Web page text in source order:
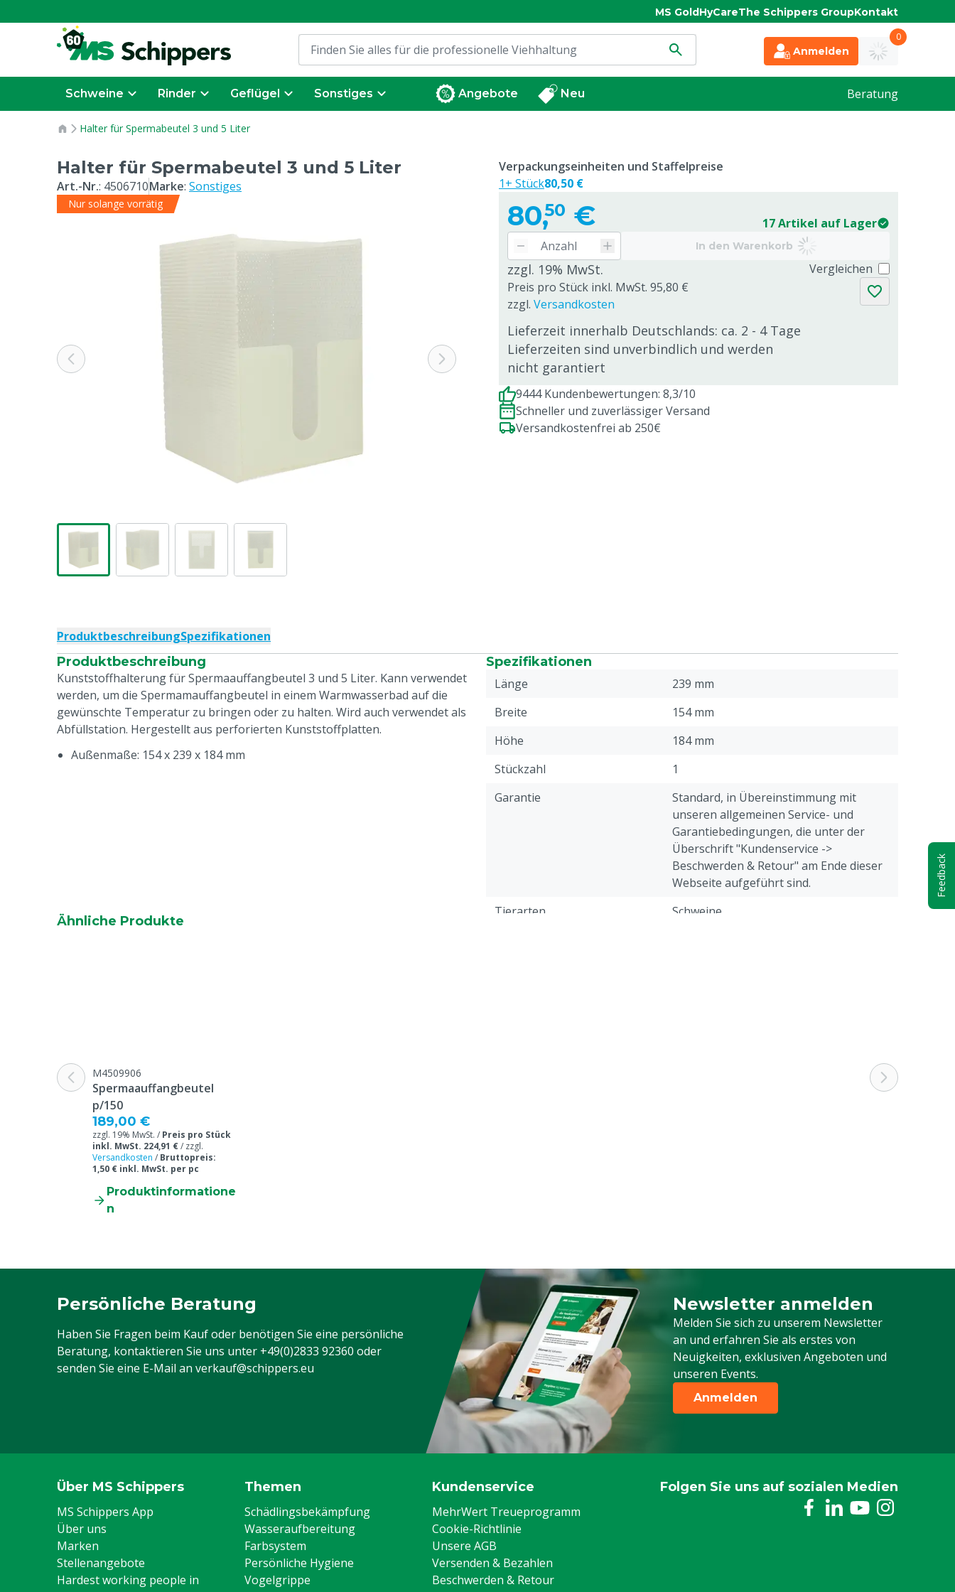
MS GoldHyCareThe Schippers GroupKontakt
Anmelden
0
Schweine Rinder Geflügel Sonstiges Angebote Neu Beratung
Halter für Spermabeutel 3 und 5 Liter
Halter für Spermabeutel 3 und 5 Liter
Art.-Nr.: 4506710Marke: Sonstiges
Nur solange vorrätig 80,50 € 17 Artikel auf Lager
In den Warenkorb
zzgl. 19% MwSt.
Preis pro Stück inkl. MwSt. 95,80 €
zzgl. Versandkosten
Lieferzeit innerhalb Deutschlands: ca. 2 - 4 Tage
Lieferzeiten sind unverbindlich und werden
nicht garantiert
Vergleichen
Verpackungseinheiten und Staffelpreise
1+ Stück80,50 €
9444 Kundenbewertungen: 8,3/10
Schneller und zuverlässiger Versand
Versandkostenfrei ab 250€
ProduktbeschreibungSpezifikationen
Produktbeschreibung
Kunststoffhalterung für Spermaauffangbeutel 3 und 5 Liter. Kann verwendet
werden, um die Spermamauffangbeutel in einem Warmwasserbad auf die
gewünschte Temperatur zu bringen oder zu halten. Wird auch verwendet als
Abfüllstation. Hergestellt aus perforierten Kunststoffplatten.
Außenmaße: 154 x 239 x 184 mm
Spezifikationen
Länge
239 mm
Breite
154 mm
Höhe
184 mm
Stückzahl
1
Garantie
Standard, in Übereinstimmung mit
unseren allgemeinen Service- und
Garantiebedingungen, die unter der
Überschrift "Kundenservice ->
Beschwerden & Retour" am Ende dieser
Webseite aufgeführt sind.
Tierarten
Schweine
Ähnliche Produkte
M4509906
Spermaauffangbeutel
p/150
189,00 €
zzgl. 19% MwSt. / Preis pro Stück
inkl. MwSt. 224,91 €/ zzgl.
Versandkosten / Bruttopreis:
1,50 € inkl. MwSt. per pc
Produktinformatione
n
Persönliche Beratung
Haben Sie Fragen beim Kauf oder benötigen Sie eine persönliche
Beratung, kontaktieren Sie uns unter +49(0)2833 92360 oder
senden Sie eine E-Mail an verkauf@schippers.eu
Newsletter anmelden
Melden Sie sich zu unserem Newsletter
an und erfahren Sie als erstes von
Neuigkeiten, exklusiven Angeboten und
unseren Events.
Melden Sie sich für unseren Newsletter
Anmelden
Über MS Schippers
MS Schippers App
Über uns
Marken
Stellenangebote
Hardest working people in
Themen
Schädlingsbekämpfung
Wasseraufbereitung
Farbsystem
Persönliche Hygiene
Vogelgrippe
Kundenservice
MehrWert Treueprogramm
Cookie-Richtlinie
Unsere AGB
Versenden & Bezahlen
Beschwerden & Retour
Folgen Sie uns auf sozialen Medien
Feedback